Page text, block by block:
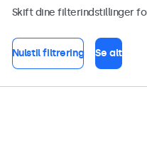
Skift dine filterindstillinger
Nulstil filtrering Se alt